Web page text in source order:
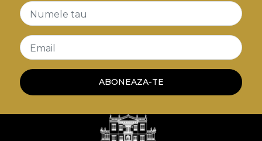
Numele tau
Email
ABONEAZA-TE